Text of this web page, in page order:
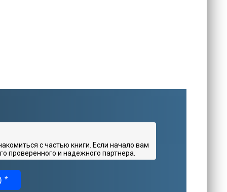
с частью книги. Если начало вам
проверенного и надежного партнера.
*